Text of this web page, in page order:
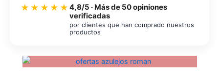
★★★★★ 4,8/5 · Más de 50 opiniones
verificadas
por clientes que han comprado nuestros
productos